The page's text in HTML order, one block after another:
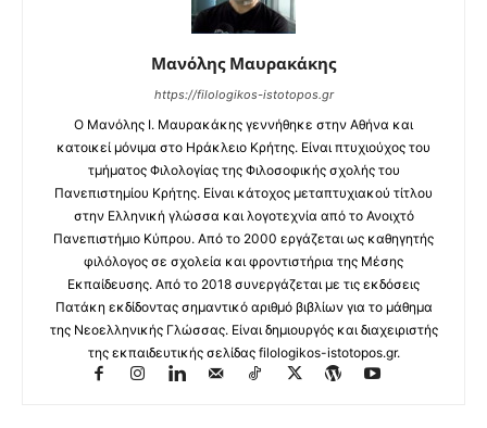
Μανόλης Μαυρακάκης
https://filologikos-istotopos.gr
Ο Μανόλης I. Μαυρακάκης γεννήθηκε στην Αθήνα και
κατοικεί μόνιμα στο Ηράκλειο Κρήτης. Είναι πτυχιούχος του
τμήματος Φιλολογίας της Φιλοσοφικής σχολής του
Πανεπιστημίου Κρήτης. Είναι κάτοχος μεταπτυχιακού τίτλου
στην Ελληνική γλώσσα και λογοτεχνία από το Ανοιχτό
Πανεπιστήμιο Κύπρου. Από το 2000 εργάζεται ως καθηγητής
φιλόλογος σε σχολεία και φροντιστήρια της Μέσης
Εκπαίδευσης. Από το 2018 συνεργάζεται με τις εκδόσεις
Πατάκη εκδίδοντας σημαντικό αριθμό βιβλίων για το μάθημα
της Νεοελληνικής Γλώσσας. Είναι δημιουργός και διαχειριστής
της εκπαιδευτικής σελίδας filologikos-istotopos.gr.